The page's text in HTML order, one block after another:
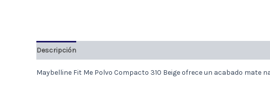
Descripción
Maybelline Fit Me Polvo Compacto 310 Beige ofrece un acabado